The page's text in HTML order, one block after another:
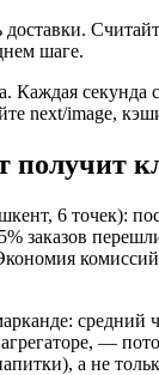
шаге.
Каждая
next/image,
получит
6 точек):
заказов
средний
—
а не